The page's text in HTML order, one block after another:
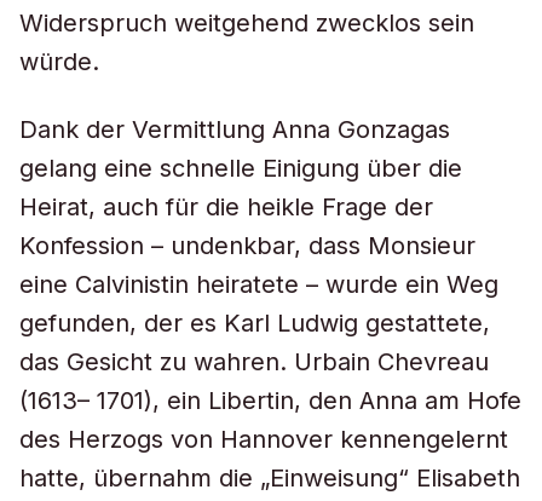
Widerspruch weitgehend zwecklos sein
würde.
Dank der Vermittlung Anna Gonzagas
gelang eine schnelle Einigung über die
Heirat, auch für die heikle Frage der
Konfession – undenkbar, dass Monsieur
eine Calvinistin heiratete – wurde ein Weg
gefunden, der es Karl Ludwig gestattete,
das Gesicht zu wahren. Urbain Chevreau
(1613– 1701), ein Libertin, den Anna am Hofe
des Herzogs von Hannover kennengelernt
hatte, übernahm die „Einweisung“ Elisabeth